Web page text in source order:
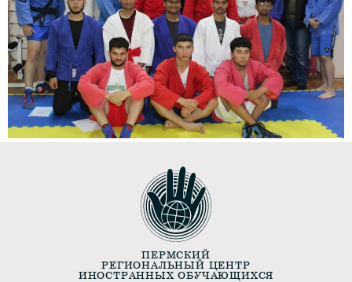
ПЕРМСКИЙ
РЕГИОНАЛЬНЫЙ ЦЕНТР
ИНОСТРАННЫХ ОБУЧАЮЩИХСЯ